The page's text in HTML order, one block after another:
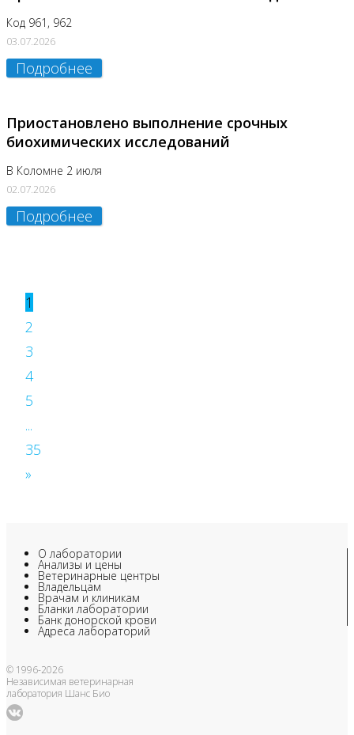
Код 961, 962
03.07.2026
Подробнее
Приостановлено выполнение срочных
биохимических исследований
В Коломне 2 июля
02.07.2026
Подробнее
1
2
3
4
5
...
35
»
О лаборатории
Анализы и цены
Ветеринарные центры
Владельцам
Врачам и клиникам
Бланки лаборатории
Банк донорской крови
Адреса лабораторий
© 1996-2026
Независимая ветеринарная
лаборатория Шанс Био